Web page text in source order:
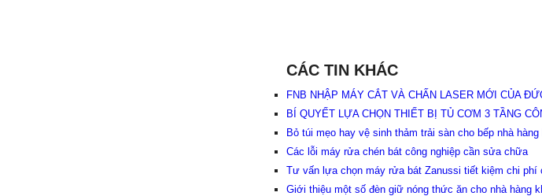
CÁC TIN KHÁC
FNB NHẬP MÁY CẮT VÀ CHẤN LASER MỚI CỦA
BÍ QUYẾT LỰA CHỌN THIẾT BỊ TỦ CƠM 3 TẦNG
Bỏ túi mẹo hay vệ sinh thảm trải sàn cho bếp nhà
Các lỗi máy rửa chén bát công nghiệp cần sửa chữa
Tư vấn lựa chọn máy rửa bát Zanussi tiết kiệm chi phí
Giới thiệu một số đèn giữ nóng thức ăn cho nhà hàng